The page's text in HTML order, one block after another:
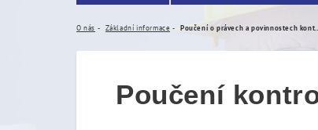
O nás Základní informace
Poučení